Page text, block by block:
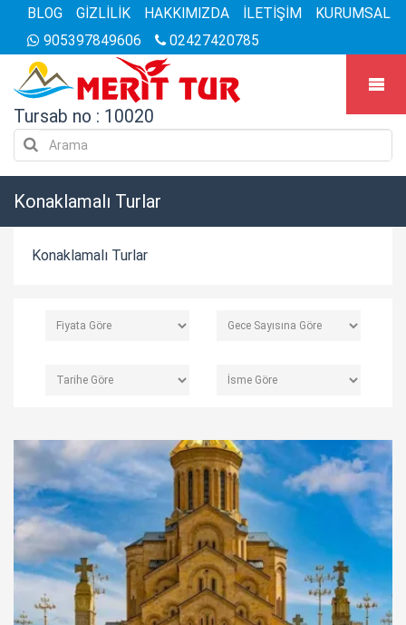
BLOG GİZLİLİK HAKKIMIZDA İLETİŞİM
KURUMSAL
905397849606
02427420785
Tursab no : 10020
Konaklamalı Turlar
Konaklamalı Turlar